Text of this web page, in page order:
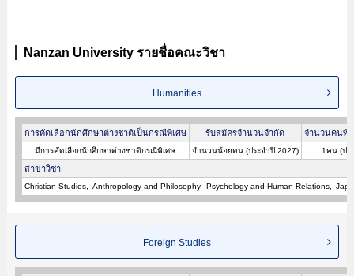
Nanzan University รายชื่อคณะวิชา
Humanities
การคัดเลือกนักศึกษาต่างชาติเป็นกรณีพิเศษ รับสมัครจำนวนจำกัด จำนวนคนที่
มีการคัดเลือกนักศึกษาต่างชาติกรณีพิเศษ จำนวนน้อยคน (ประจำปี 2027) 1คน (ปร
สาขาวิชา
Christian Studies Anthropology and Philosophy Psychology and Human Relations
Foreign Studies